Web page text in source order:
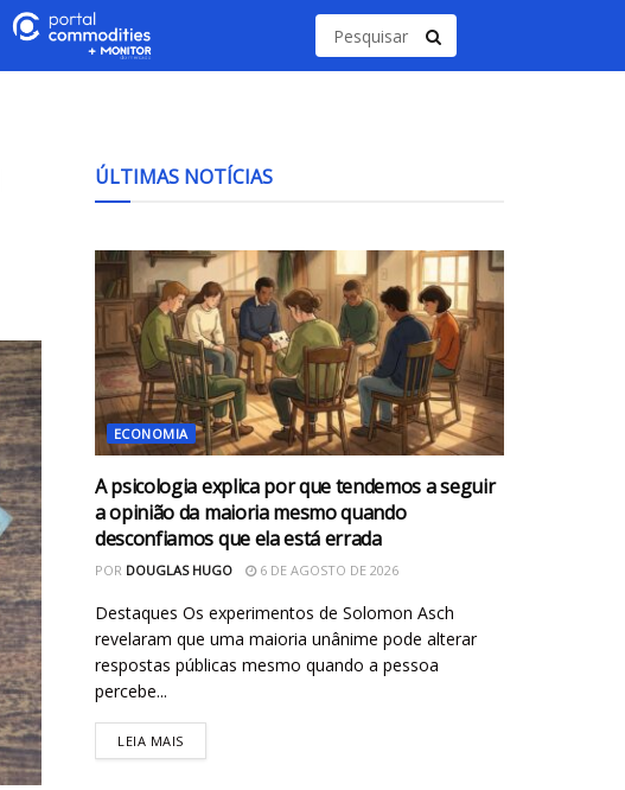
ÚLTIMAS NOTÍCIAS
ECONOMIA
A psicologia explica por que tendemos a seguir
a opinião da maioria mesmo quando
desconfiamos que ela está errada
POR DOUGLAS HUGO 6 DE AGOSTO DE 2026
Destaques Os experimentos de Solomon Asch
revelaram que uma maioria unânime pode alterar
respostas públicas mesmo quando a pessoa
percebe...
LEIA MAIS